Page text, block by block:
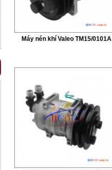
Máy nén khí Valeo TM15/0101A